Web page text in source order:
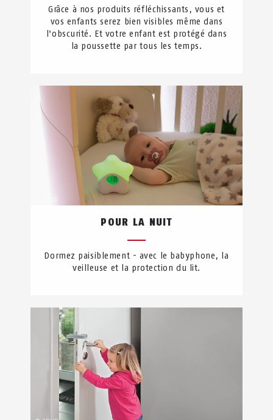
Grâce à nos produits réfléchissants, vous et
vos enfants serez bien visibles même dans
l'obscurité. Et votre enfant est protégé dans
la poussette par tous les temps.
POUR LA NUIT
Dormez paisiblement - avec le babyphone, la
veilleuse et la protection du lit.